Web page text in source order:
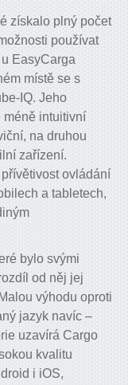
získalo plný počet
používat
EasyCarga
místě se s
IQ. Jeho
méně intuitivní
na druhou
zařízení.
ovládání
a tabletech,
bylo svými
od něj jej
výhodu oproti
jazyk navíc –
uzavírá Cargo
kvalitu
i iOS,